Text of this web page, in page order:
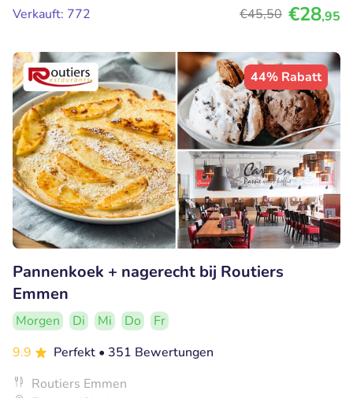
Verkauft: 772
€45,50 €28,95
44% Rabatt
Pannenkoek + nagerecht bij Routiers
Emmen
Morgen Di Mi Do
Fr
9.9
Perfekt • 351 Bewertungen
Routiers Emmen